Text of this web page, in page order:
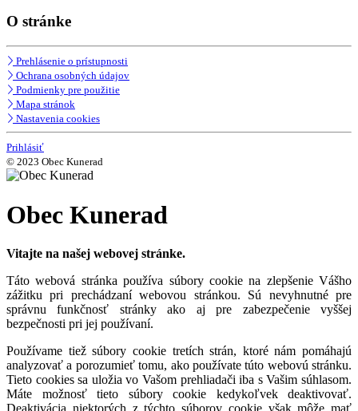
O stránke
Prehlásenie o prístupnosti
Ochrana osobných údajov
Podmienky pre použitie
Mapa stránok
Nastavenia cookies
Prihlásiť
© 2023 Obec Kunerad
Obec Kunerad
Vitajte na našej webovej stránke.
Táto webová stránka používa súbory cookie na zlepšenie Vášho
zážitku pri prechádzaní webovou stránkou. Sú nevyhnutné pre
správnu funkčnosť stránky ako aj pre zabezpečenie vyššej
bezpečnosti pri jej používaní.
Používame tiež súbory cookie tretích strán, ktoré nám pomáhajú
analyzovať a porozumieť tomu, ako používate túto webovú stránku.
Tieto cookies sa uložia vo Vašom prehliadači iba s Vašim súhlasom.
Máte možnosť tieto súbory cookie kedykoľvek deaktivovať.
Deaktivácia niektorých z týchto súborov cookie však môže mať